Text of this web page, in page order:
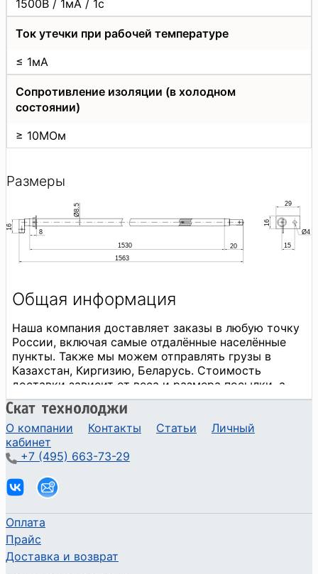
1500В / 1мА / 1с
Ток утечки при рабочей температуре
≤ 1мА
Сопротивление изоляции (в холодном
состоянии)
≥ 10МОм
Размеры
О компании Контакты Статьи
Личный
кабинет
+7 (495) 663-73-29
Оплата
Прайс
Доставка и возврат